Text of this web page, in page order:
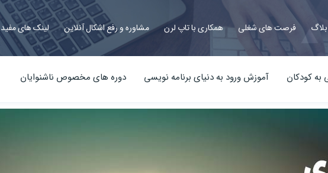
بلاگ فرصت های شغلی همکاری با تاپ لرن مشاوره و رفع اشکال آنلاین لینک های مفید
به کودکان آموزش ورود به دنیای برنامه نویسی دوره های مخصوص ناشنوایان